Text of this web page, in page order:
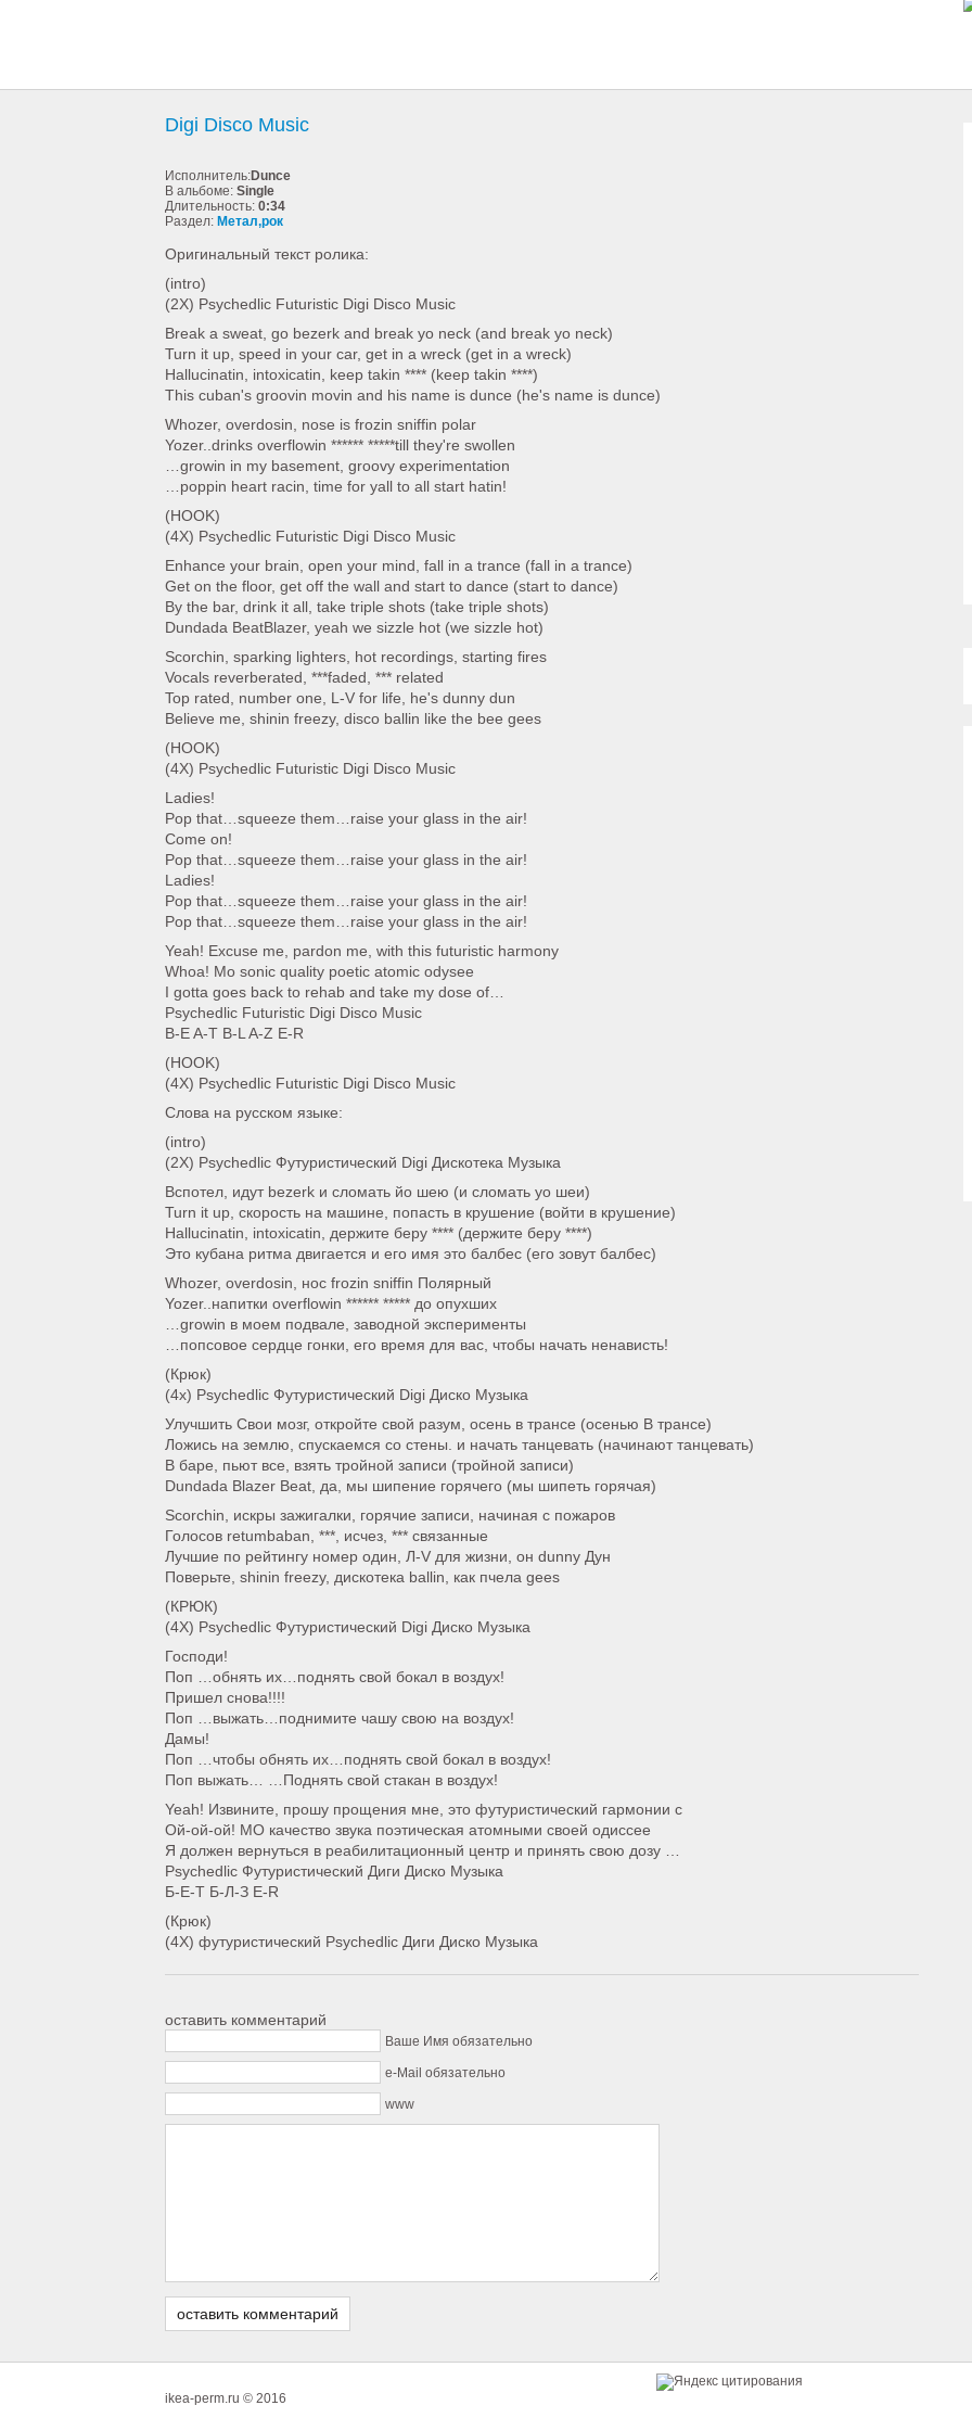
Digi Disco Music
Исполнитель:Dunce
В альбоме: Single
Длительность: 0:34
Раздел: Метал,рок
Оригинальный текст ролика:
(intro)
(2X) Psychedlic Futuristic Digi Disco Music
Break a sweat, go bezerk and break yo neck (and break yo neck)
Turn it up, speed in your car, get in a wreck (get in a wreck)
Hallucinatin, intoxicatin, keep takin **** (keep takin ****)
This cuban's groovin movin and his name is dunce (he's name is dunce)
Whozer, overdosin, nose is frozin sniffin polar
Yozer..drinks overflowin ****** *****till they're swollen
…growin in my basement, groovy experimentation
…poppin heart racin, time for yall to all start hatin!
(HOOK)
(4X) Psychedlic Futuristic Digi Disco Music
Enhance your brain, open your mind, fall in a trance (fall in a trance)
Get on the floor, get off the wall and start to dance (start to dance)
By the bar, drink it all, take triple shots (take triple shots)
Dundada BeatBlazer, yeah we sizzle hot (we sizzle hot)
Scorchin, sparking lighters, hot recordings, starting fires
Vocals reverberated, ***faded, *** related
Top rated, number one, L-V for life, he's dunny dun
Believe me, shinin freezy, disco ballin like the bee gees
(HOOK)
(4X) Psychedlic Futuristic Digi Disco Music
Ladies!
Pop that…squeeze them…raise your glass in the air!
Come on!
Pop that…squeeze them…raise your glass in the air!
Ladies!
Pop that…squeeze them…raise your glass in the air!
Pop that…squeeze them…raise your glass in the air!
Yeah! Excuse me, pardon me, with this futuristic harmony
Whoa! Mo sonic quality poetic atomic odysee
I gotta goes back to rehab and take my dose of…
Psychedlic Futuristic Digi Disco Music
B-E A-T B-L A-Z E-R
(HOOK)
(4X) Psychedlic Futuristic Digi Disco Music
Слова на русском языке:
(intro)
(2X) Psychedlic Футуристический Digi Дискотека Музыка
Вспотел, идут bezerk и сломать йо шею (и сломать yo шеи)
Turn it up, скорость на машине, попасть в крушение (войти в крушение)
Hallucinatin, intoxicatin, держите беру **** (держите беру ****)
Это кубана ритма двигается и его имя это балбес (его зовут балбес)
Whozer, overdosin, нос frozin sniffin Полярный
Yozer..напитки overflowin ****** ***** до опухших
…growin в моем подвале, заводной эксперименты
…попсовое сердце гонки, его время для вас, чтобы начать ненависть!
(Крюк)
(4х) Psychedlic Футуристический Digi Диско Музыка
Улучшить Свои мозг, откройте свой разум, осень в трансе (осенью В трансе)
Ложись на землю, спускаемся со стены. и начать танцевать (начинают танцевать)
В баре, пьют все, взять тройной записи (тройной записи)
Dundada Blazer Beat, да, мы шипение горячего (мы шипеть горячая)
Scorchin, искры зажигалки, горячие записи, начиная с пожаров
Голосов retumbaban, ***, исчез, *** связанные
Лучшие по рейтингу номер один, Л-V для жизни, он dunny Дун
Поверьте, shinin freezy, дискотека ballin, как пчела gees
(КРЮК)
(4X) Psychedlic Футуристический Digi Диско Музыка
Господи!
Поп …обнять их…поднять свой бокал в воздух!
Пришел снова!!!!
Поп …выжать…поднимите чашу свою на воздух!
Дамы!
Поп …чтобы обнять их…поднять свой бокал в воздух!
Поп выжать… …Поднять свой стакан в воздух!
Yeah! Извините, прошу прощения мне, это футуристический гармонии с
Ой-ой-ой! МО качество звука поэтическая атомными своей одиссее
Я должен вернуться в реабилитационный центр и принять свою дозу …
Psychedlic Футуристический Диги Диско Музыка
Б-Е-Т Б-Л-З E-R
(Крюк)
(4X) футуристический Psychedlic Диги Диско Музыка
оставить комментарий
Ваше Имя обязательно
e-Mail обязательно
www
ikea-perm.ru © 2016